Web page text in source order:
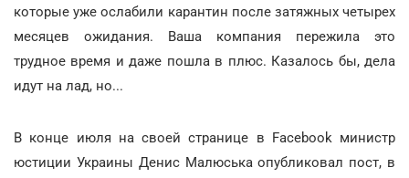
которые уже ослабили карантин после затяжных четырех
месяцев ожидания. Ваша компания пережила это
трудное время и даже пошла в плюс. Казалось бы, дела
идут на лад, но...
В конце июля на своей странице в Facebook министр
юстиции Украины Денис Малюська опубликовал пост, в